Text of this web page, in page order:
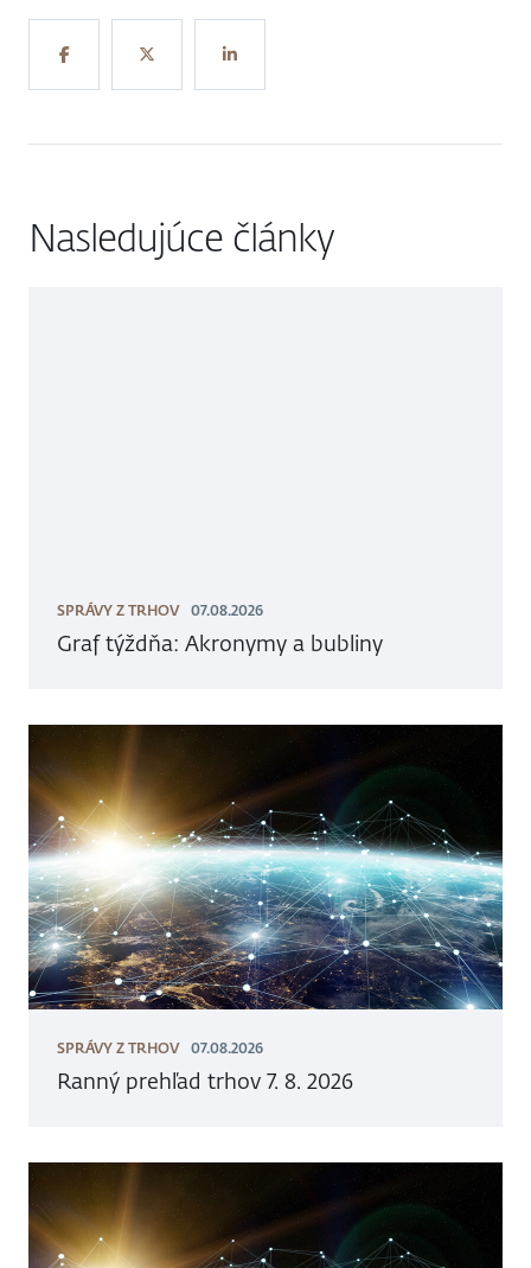
Nasledujúce články
SPRÁVY Z TRHOV 07.08.2026
Graf týždňa: Akronymy a bubliny
SPRÁVY Z TRHOV 07.08.2026
Ranný prehľad trhov 7. 8. 2026